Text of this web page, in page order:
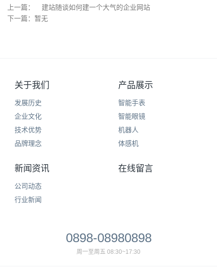
上一篇：
建站随谈如何建一个大气的企业网站
下一篇：暂无
关于我们
发展历史
企业文化
技术优势
品牌理念
产品展示
智能手表
智能眼镜
机器人
体感机
新闻资讯
公司动态
行业新闻
在线留言
0898-08980898
周一至周五 08:30~17:30